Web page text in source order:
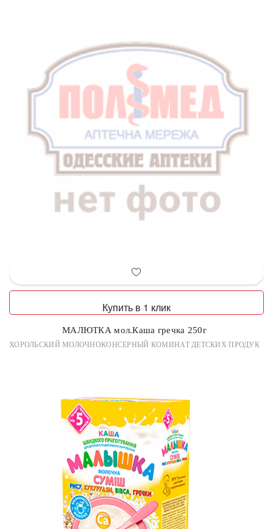
Купить в 1 клик
МАЛЮТКА мол.Каша гречка 250г
ХОРОЛЬСКИЙ МОЛОЧНОКОНСЕРНЫЙ КОМИНАТ ДЕТСКИХ ПРОДУК